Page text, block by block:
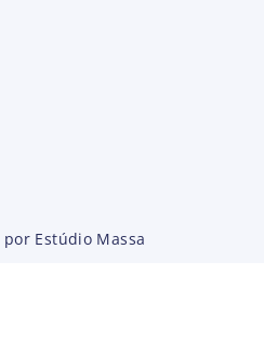
Estúdio Massa